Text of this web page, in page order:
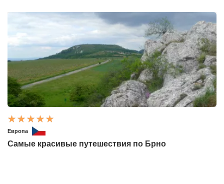
Европа
Самые красивые путешествия по Брно